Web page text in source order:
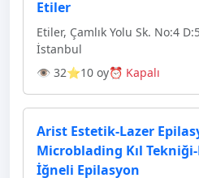
Etiler
Etiler, Çamlık Yolu Sk. No:4
İstanbul
👁 32⭐10 oy⏰ Kapalı
Arist Estetik-Lazer
Microblading Kıl
İğneli Epilasyon